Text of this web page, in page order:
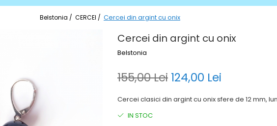
Belstonia / CERCEI / Cercei din argint cu onix
Cercei din argint cu onix
Belstonia
155,00 Lei 124,00 Lei
Cercei clasici din argint cu onix sfere de 12 mm,
IN STOC